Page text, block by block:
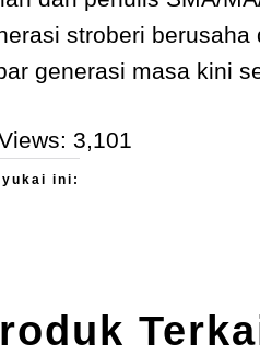
stroberi
generasi masa kini
3,101
ini: